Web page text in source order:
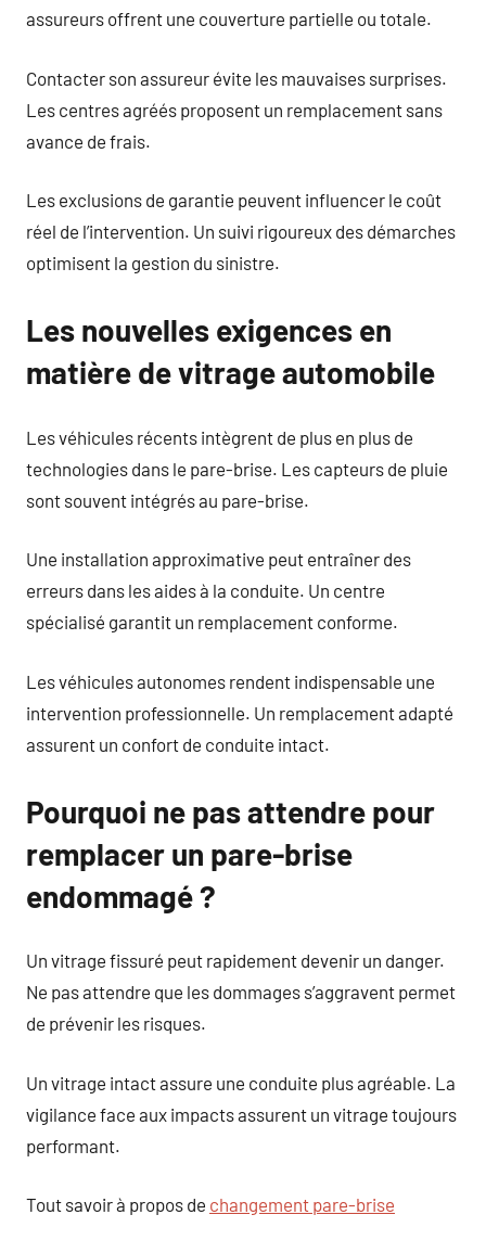
assureurs offrent une couverture partielle ou totale.
Contacter son assureur évite les mauvaises surprises.
Les centres agréés proposent un remplacement sans
avance de frais.
Les exclusions de garantie peuvent influencer le coût
réel de l’intervention. Un suivi rigoureux des démarches
optimisent la gestion du sinistre.
Les nouvelles exigences en
matière de vitrage automobile
Les véhicules récents intègrent de plus en plus de
technologies dans le pare-brise. Les capteurs de pluie
sont souvent intégrés au pare-brise.
Une installation approximative peut entraîner des
erreurs dans les aides à la conduite. Un centre
spécialisé garantit un remplacement conforme.
Les véhicules autonomes rendent indispensable une
intervention professionnelle. Un remplacement adapté
assurent un confort de conduite intact.
Pourquoi ne pas attendre pour
remplacer un pare-brise
endommagé ?
Un vitrage fissuré peut rapidement devenir un danger.
Ne pas attendre que les dommages s’aggravent permet
de prévenir les risques.
Un vitrage intact assure une conduite plus agréable. La
vigilance face aux impacts assurent un vitrage toujours
performant.
Tout savoir à propos de changement pare-brise